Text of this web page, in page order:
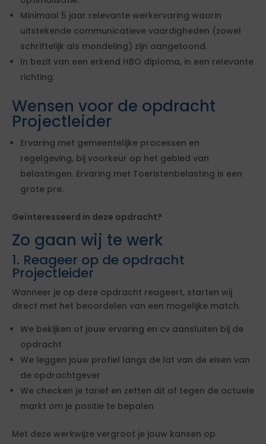
Minimaal 5 jaar relevante werkervaring waarin
uitstekende communicatieve vaardigheden (zowel
schriftelijk als mondeling) zijn aangetoond.
In bezit van een erkend HBO diploma, in een relevante
richting.
Wensen voor de opdracht
Projectleider
Ervaring met gemeentelijke processen en
regelgeving, bij voorkeur op het gebied van
belastingen. Ervaring met Toeristenbelasting is een
grote pre.
Geïnteresseerd in deze opdracht?
Zo gaan wij te werk
1. Reageer op de opdracht
Projectleider
Wanneer je op deze opdracht reageert, starten wij
direct met het beoordelen van een mogelijke match.
We bekijken of jouw ervaring en cv aansluiten bij de
opdracht
We leggen jouw profiel langs de lat van de eisen van
de opdrachtgever
We checken je tarief en zetten dit af tegen de actuele
markt om je positie te bepalen
Met deze werkwijze vergroot je jouw kansen op